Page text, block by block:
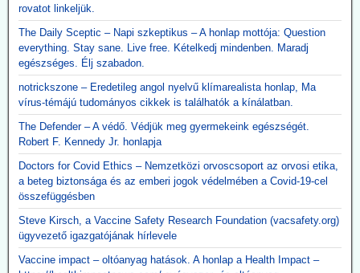
rovatot linkeljük.
The Daily Sceptic – Napi szkeptikus – A honlap mottója: Question
everything. Stay sane. Live free. Kételkedj mindenben. Maradj
egészséges. Élj szabadon.
notrickszone – Eredetileg angol nyelvű klímarealista honlap, Ma
vírus-témájú tudományos cikkek is találhatók a kínálatban.
The Defender – A védő. Védjük meg gyermekeink egészségét.
Robert F. Kennedy Jr. honlapja
Doctors for Covid Ethics – Nemzetközi orvoscsoport az orvosi etika,
a beteg biztonsága és az emberi jogok védelmében a Covid-19-cel
összefüggésben
Steve Kirsch, a Vaccine Safety Research Foundation (vacsafety.org)
ügyvezető igazgatójának hírlevele
Vaccine impact – oltóanyag hatások. A honlap a Health Impact –